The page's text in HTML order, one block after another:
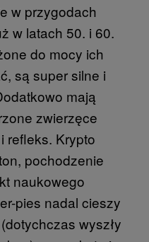
w przygodach
w latach 50. i 60.
do mocy ich
są super silne i
mają
zwierzęce
refleks. Krypto
pochodzenie
naukowego
pies nadal cieszy
wyszły